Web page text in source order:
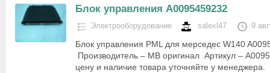
Блок управления A0095459232
Электрооборудование salexl47 9
Блок управления PML для мерседес W140
Производитель – MB оригинал Артикул –
цену и наличие товара уточняйте у менеджера.